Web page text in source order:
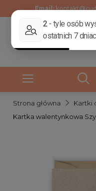
Email:
Strona główna Kartki
Kartka walentynkowa